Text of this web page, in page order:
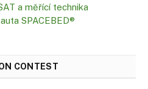
a měřící technika
SPACEBED®
CONTEST